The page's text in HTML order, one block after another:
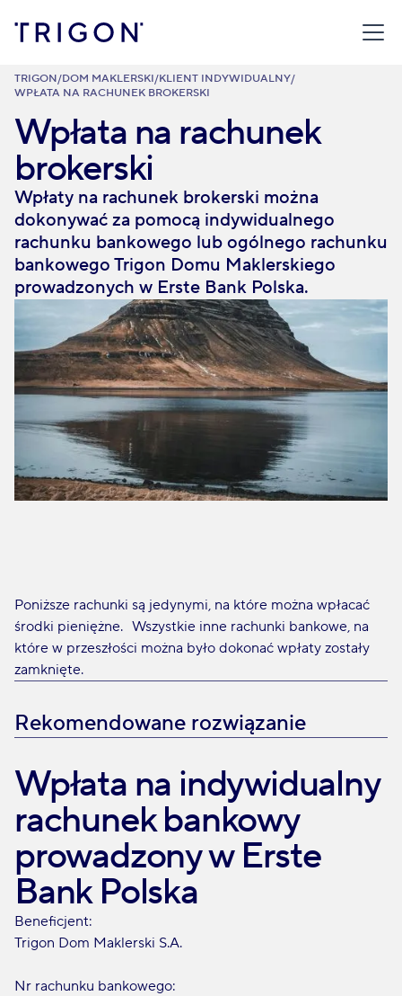
TRIGON/DOM MAKLERSKI/KLIENT INDYWIDUALNY/
WPŁATA NA RACHUNEK BROKERSKI
Wpłata na rachunek
brokerski
Wpłaty na rachunek brokerski można
dokonywać za pomocą indywidualnego
rachunku bankowego lub ogólnego rachunku
bankowego Trigon Domu Maklerskiego
prowadzonych w Erste Bank Polska.
Poniższe rachunki są jedynymi, na które można wpłacać
środki pieniężne. Wszystkie inne rachunki bankowe, na
które w przeszłości można było dokonać wpłaty zostały
zamknięte.
Rekomendowane rozwiązanie
Wpłata na indywidualny
rachunek bankowy
prowadzony w Erste
Bank Polska
Beneficjent:
Trigon Dom Maklerski S.A.
Nr rachunku bankowego: